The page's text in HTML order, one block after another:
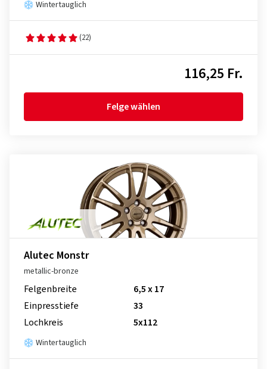
Wintertauglich
(22)
116,25 Fr.
Felge wählen
Alutec Monstr
metallic-bronze
Felgenbreite
6,5 x 17
Einpresstiefe
33
Lochkreis
5x112
Wintertauglich